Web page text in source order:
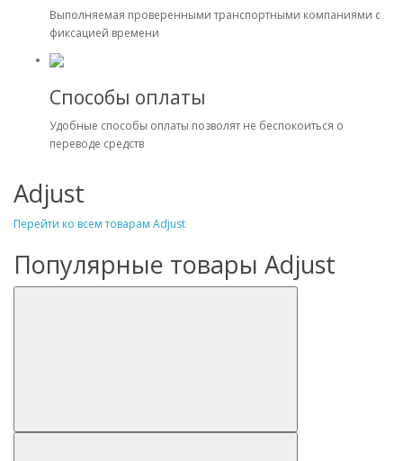
Выполняемая проверенными транспортными компаниями с
фиксацией времени
Способы оплаты
Удобные способы оплаты позволят не беспокоиться о
переводе средств
Adjust
Перейти ко всем товарам Adjust
Популярные товары Adjust